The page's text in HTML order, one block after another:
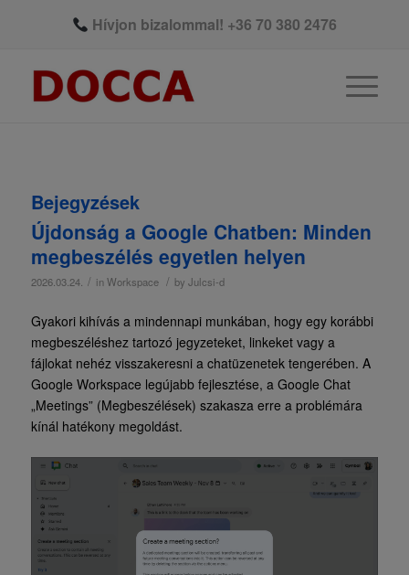
Hívjon bizalommal! +36 70 380 2476
Bejegyzések
Újdonság a Google Chatben: Minden
megbeszélés egyetlen helyen
2026.03.24. / inWorkspace / by Julcsi-d
Gyakori kihívás a mindennapi munkában, hogy egy korábbi
megbeszéléshez tartozó jegyzeteket, linkeket vagy a
fájlokat nehéz visszakeresni a chatüzenetek tengerében. A
Google Workspace legújabb fejlesztése, a Google Chat
„Meetings” (Megbeszélések) szakasza erre a problémára
kínál hatékony megoldást.